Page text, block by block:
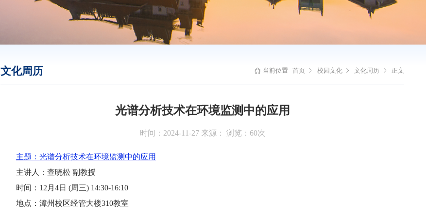
文化周历 当前位置 首页 校园文化 文化周历 正文
光谱分析技术在环境监测中的应用
时间：2024-11-27 来源： 浏览： 60次
主题：光谱分析技术在环境监测中的应用
主讲人：查晓松 副教授
时间： 12月4日 (周三) 14:30-16:10
地点：漳州校区经管大楼310教室